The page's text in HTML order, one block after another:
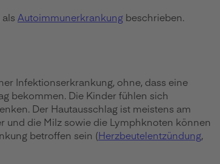
Autoimmunerkrankung beschrieben.
Infektionserkrankung, ohne, dass eine
bekommen. Die Kinder fühlen sich
Der Hautausschlag ist meistens am
und die Milz sowie die Lymphknoten können
betroffen sein (Herzbeutelentzündung,